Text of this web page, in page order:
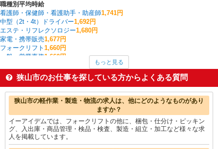
職種別平均時給
看護師・保健師・看護助手・助産師1,741円
中型（2t・4t）ドライバー1,692円
エステ・リフレクソロジー1,680円
家電・携帯販売1,677円
フォークリフト 1,660円
一般・営業事務1,660円
その他清掃・警備・ビルメンテナンス 1,600円
その他介護・福祉1,550円
介護職・ヘルパー1,513円
狭山市の他の職種の平均時給を見る
もっと見る
狭山市のお仕事を探している方からよくある質問
狭山市の軽作業・製造・物流の求人は、他にどのようなものがあり
ますか？
イーアイデムでは、フォークリフトの他に、梱包・仕分け・ピッキン
グ、入出庫・商品管理・検品・検査、製造・組立・加工など様々な求
人を掲載しています。